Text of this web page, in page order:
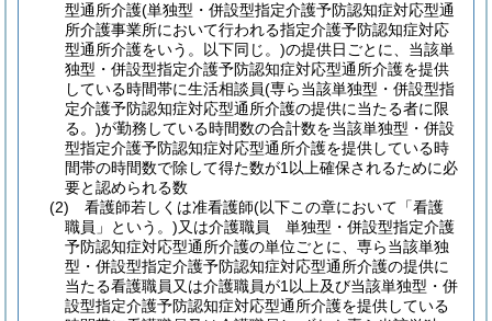
型通所介護(単独型・併設型指定介護予防認知症対応型通
所介護事業所において行われる指定介護予防認知症対応
型通所介護をいう。以下同じ。)の提供日ごとに、当該単
独型・併設型指定介護予防認知症対応型通所介護を提供
している時間帯に生活相談員(専ら当該単独型・併設型指
定介護予防認知症対応型通所介護の提供に当たる者に限
る。)が勤務している時間数の合計数を当該単独型・併設
型指定介護予防認知症対応型通所介護を提供している時
間帯の時間数で除して得た数が1以上確保されるために必
要と認められる数
(2)
看護師若しくは准看護師(以下この章において「看護
職員」という。)又は介護職員 単独型・併設型指定介護
予防認知症対応型通所介護の単位ごとに、専ら当該単独
型・併設型指定介護予防認知症対応型通所介護の提供に
当たる看護職員又は介護職員が1以上及び当該単独型・併
設型指定介護予防認知症対応型通所介護を提供している